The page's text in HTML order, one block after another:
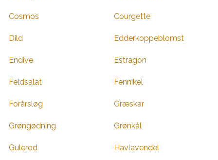
Cosmos Courgette
Dild Edderkoppeblomst
Endive Estragon
Feldsalat Fennikel
Forårsløg Græskar
Grøngødning Grønkål
Gulerod Havlavendel